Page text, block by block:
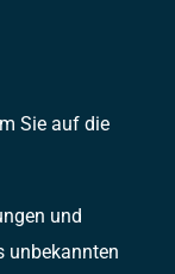
Sie auf die
und
unbekannten